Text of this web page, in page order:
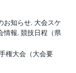
お知らせ, 大会スケ
情報, 競技日程（県
権大会（大会要